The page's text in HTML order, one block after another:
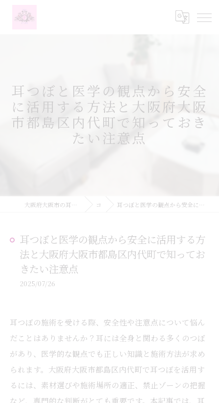
耳つぼと医学の観点から安全
に活用する方法と大阪府大阪
市都島区内代町で知っておき
たい注意点
大阪府大阪市の耳つぼなら耳つぼダイエットサロンふーみん コラム 耳つぼと医学の観点から安全に活用する方法と大阪府大阪市都島区内代町で知っておきたい注意点
耳つぼと医学の観点から安全に活用する方
法と大阪府大阪市都島区内代町で知ってお
きたい注意点
2025/07/26
耳つぼの施術を受ける際、安全性や注意点について悩ん
だことはありませんか？耳には全身と関わる多くのつぼ
があり、医学的な観点でも正しい知識と施術方法が求め
られます。大阪府大阪市都島区内代町で耳つぼを活用す
るには、素材選びや施術場所の適正、禁止ゾーンの把握
など、専門的な判断がとても重要です。本記事では、耳